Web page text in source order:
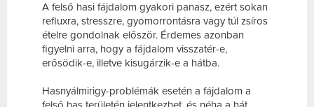
A felső hasi fájdalom gyakori panasz, ezért sokan
refluxra, stresszre, gyomorrontásra vagy túl zsíros
ételre gondolnak először. Érdemes azonban
figyelni arra, hogy a fájdalom visszatér-e,
erősödik-e, illetve kisugárzik-e a hátba.
Hasnyálmirigy-problémák esetén a fájdalom a